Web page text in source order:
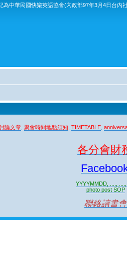
為中華民國快樂英語協會(內政部97年3月4日台內
論文章 聚會時間地點須知 TIMETABLE
各分會財
YYYYMMDD, ...., ....,
photo post SOP
聯絡讀書會